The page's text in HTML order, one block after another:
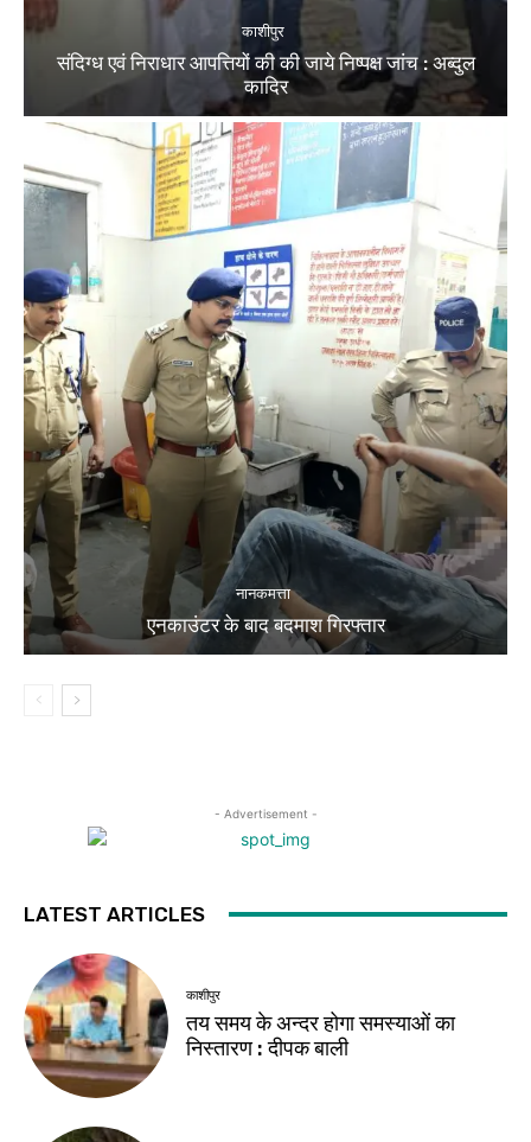
काशीपुर
संदिग्ध एवं निराधार आपत्तियों की की जाये निष्पक्ष जांच : अब्दुल
कादिर
नानकमत्ता
एनकाउंटर के बाद बदमाश गिरफ्तार
- Advertisement -
LATEST ARTICLES
काशीपुर
तय समय के अन्दर होगा समस्याओं का
निस्तारण : दीपक बाली